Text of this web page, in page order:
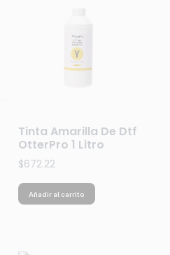
Tinta Amarilla De Dtf
OtterPro 1 Litro
$672.22
Añadir al carrito